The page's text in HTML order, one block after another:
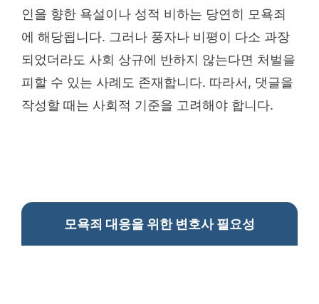
인을 향한 욕설이나 성적 비하는 당연히 모욕죄
에 해당됩니다. 그러나 풍자나 비평이 다소 과장
되었더라도 사회 상규에 반하지 않는다면 처벌을
피할 수 있는 사례도 존재합니다. 따라서, 댓글을
작성할 때는 사회적 기준을 고려해야 합니다.
모욕죄 대응을 위한 변호사 필요성